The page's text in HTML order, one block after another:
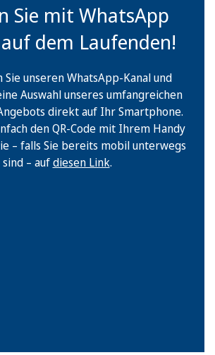
Sie mit WhatsApp
dem Laufenden!
unseren WhatsApp-Kanal und
Auswahl unseres umfangreichen
direkt auf Ihr Smartphone.
den QR-Code mit Ihrem Handy
– falls Sie bereits mobil unterwegs
sind – aufdiesen Link.